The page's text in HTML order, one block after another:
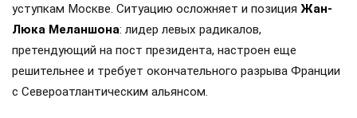
уступкам Москве. Ситуацию осложняет и позиция Жан-
Люка Меланшона: лидер левых радикалов,
претендующий на пост президента, настроен еще
решительнее и требует окончательного разрыва Франции
с Североатлантическим альянсом.